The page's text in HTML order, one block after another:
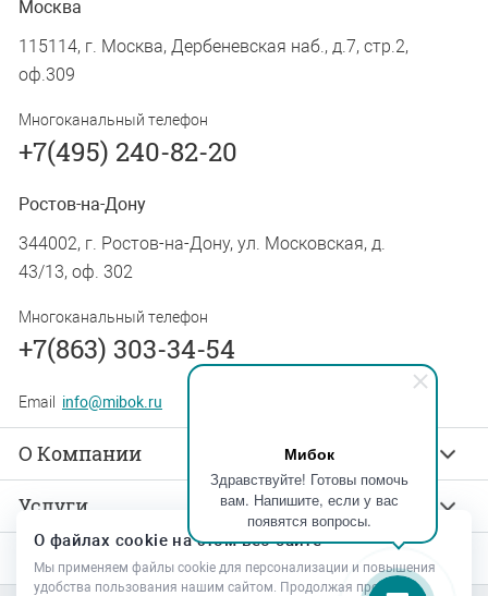
Мибок
Здравствуйте! Готовы помочь
вам. Напишите, если у вас
появятся вопросы.
Москва
115114, г. Москва, Дербеневская наб., д.7, стр.2,
оф.309
Многоканальный телефон
+7(495) 240-82-20
Ростов-на-Дону
344002, г. Ростов-на-Дону, ул. Московская, д.
43/13, оф. 302
Многоканальный телефон
+7(863) 303-34-54
Email info@mibok.ru
О Компании
Услуги
Продукты
О файлах cookie на этом веб-сайте
Мы применяем файлы cookie для персонализации и повышения
удобства пользования нашим сайтом. Продолжая просмотр